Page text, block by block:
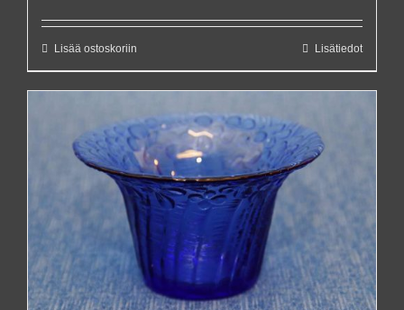
Lisää ostoskoriin Lisätiedot